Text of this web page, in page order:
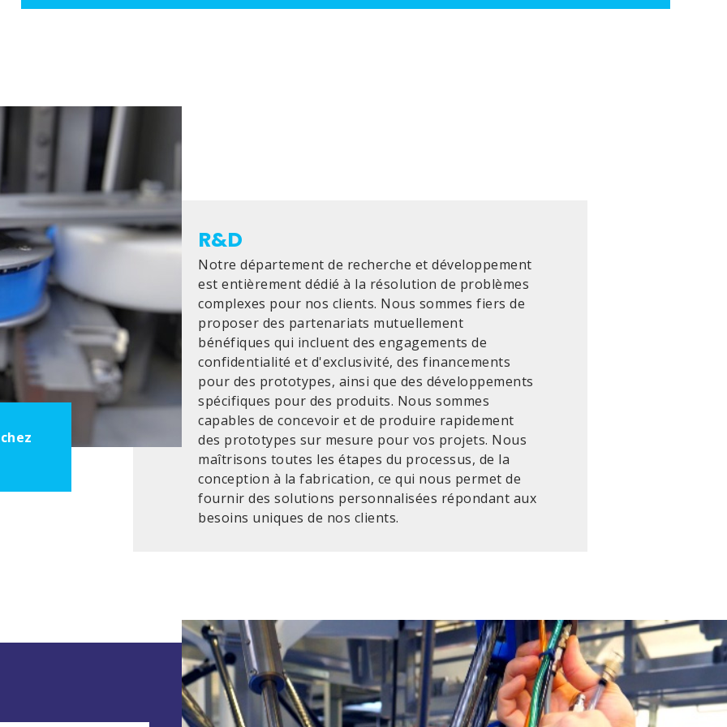
R&D
Notre département de recherche et développement
est entièrement dédié à la résolution de problèmes
complexes pour nos clients. Nous sommes fiers de
proposer des partenariats mutuellement
bénéfiques qui incluent des engagements de
confidentialité et d'exclusivité, des financements
pour des prototypes, ainsi que des développements
spécifiques pour des produits. Nous sommes
capables de concevoir et de produire rapidement
des prototypes sur mesure pour vos projets. Nous
maîtrisons toutes les étapes du processus, de la
conception à la fabrication, ce qui nous permet de
fournir des solutions personnalisées répondant aux
besoins uniques de nos clients.